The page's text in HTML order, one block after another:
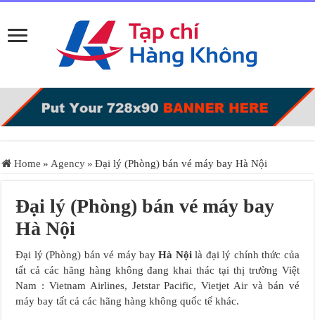
Home » Agency » Đại lý (Phòng) bán vé máy bay Hà Nội
Đại lý (Phòng) bán vé máy bay
Hà Nội
Đại lý (Phòng) bán vé máy bay Hà Nộilà đại lý chính thức của
tất cả các hãng hàng không đang khai thác tại thị trường Việt
Nam : Vietnam Airlines, Jetstar Pacific, Vietjet Air và bán vé
máy bay tất cả các hãng hàng không quốc tế khác.